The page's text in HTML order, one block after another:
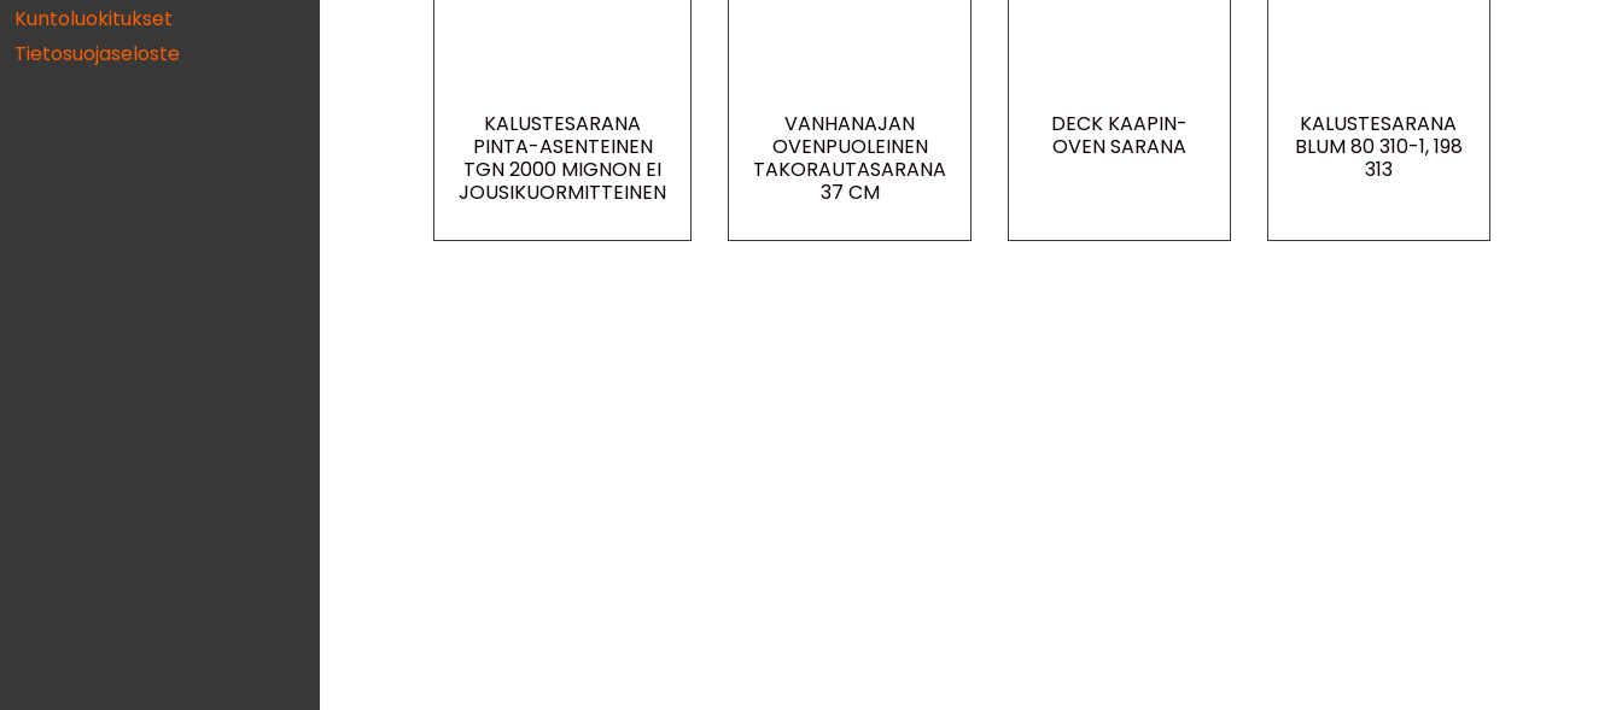
Kuntoluokitukset
Tietosuojaseloste
KALUSTESARANA
PINTA-ASENTEINEN
TGN 2000 MIGNON EI
JOUSIKUORMITTEINEN
VANHANAJAN
OVENPUOLEINEN
TAKORAUTASARANA
37 CM
DECK KAAPIN-
OVEN SARANA
KALUSTESARANA
BLUM 80 310-1, 198
313